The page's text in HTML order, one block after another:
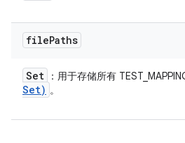
filePaths
Set ：用于存储所有
Set) 。